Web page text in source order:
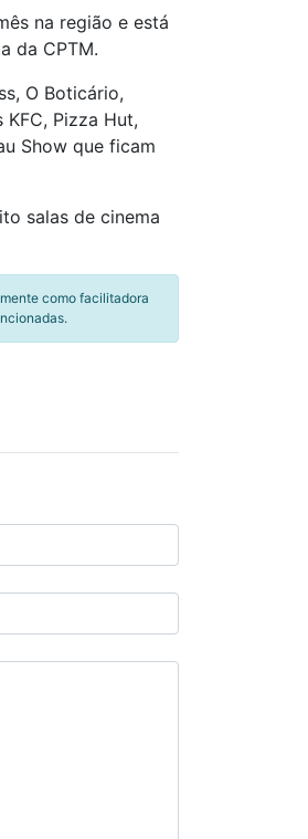
na região e está
da CPTM.
O Boticário,
Pizza Hut,
Show que ficam
salas de cinema
como facilitadora